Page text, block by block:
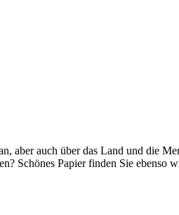
aber auch über das Land und die
Schönes Papier finden Sie ebenso